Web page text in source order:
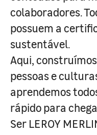
colaboradores.
possuem a
sustentável.
Aqui,
pessoas e
aprendemos
rápido para
Ser LEROY